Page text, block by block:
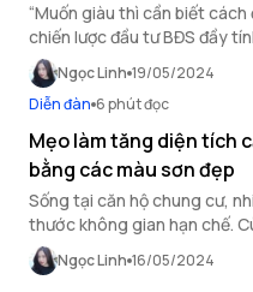
“Muốn giàu thì cần biết cách
chiến lược đầu tư BĐS đầy
biết thị trường BĐS Việt Nam
Ngọc Linh 19/05/2024
Diễn đàn 6 phút đọc
Mẹo làm tăng diện tích
bằng các màu sơn đẹp
Sống tại căn hộ chung cư,
thước không gian hạn chế.
tích căn hộ chung cư bằng
Ngọc Linh 16/05/2024